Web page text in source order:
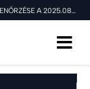
HTTP://WWW.TIMCSYFASHION.HU SEO ELLENŐRZÉSE A 2025.08.08 NAPON